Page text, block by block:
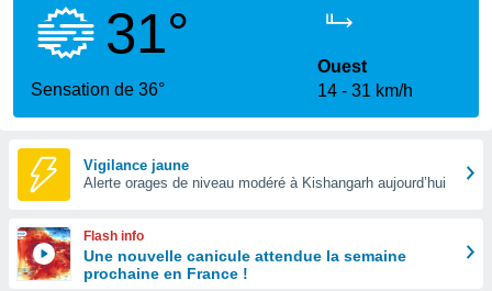
31°
Sensation de 36°
Ouest
14
31 km/h
Vigilance jaune
Alerte orages de niveau modéré à Kishangarh aujourd’hui
Flash info
Une nouvelle canicule attendue la semaine
prochaine en France !